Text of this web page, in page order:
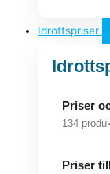
Idrottspriser
Priser
134
Priser